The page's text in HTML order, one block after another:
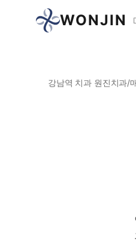
WONJIN
강남역 치과 원진치과/